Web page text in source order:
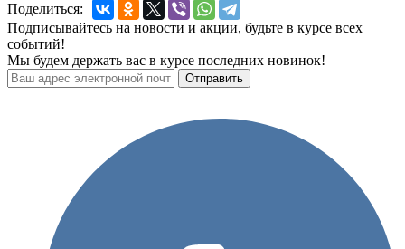
Поделиться:
Подписывайтесь на новости и акции, будьте в курсе всех
событий!
Мы будем держать вас в курсе последних новинок!